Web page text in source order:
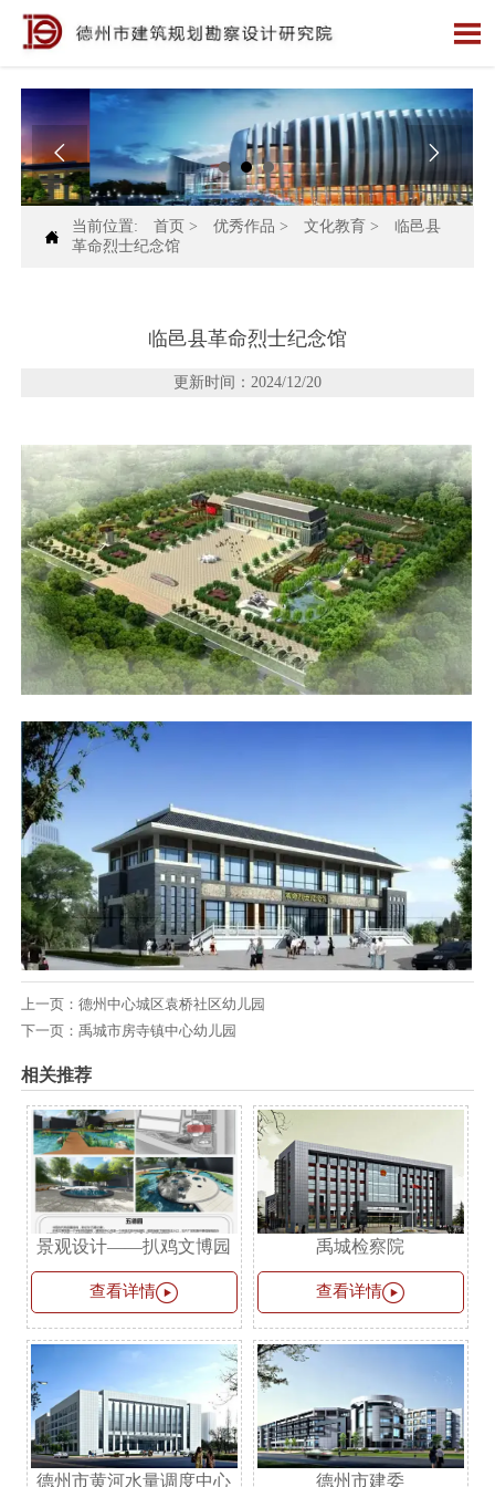

 

当前位置: 首页 > 优秀作品 > 文化教育 >
临邑县
革命烈士纪念馆
临邑县革命烈士纪念馆
更新时间：2024/12/20
上一页： 德州中心城区袁桥社区幼儿园
下一页： 禹城市房寺镇中心幼儿园
相关推荐
景观设计——扒鸡文博园
查看详情
禹城检察院
查看详情
德州市黄河水量调度中心 德州市建委